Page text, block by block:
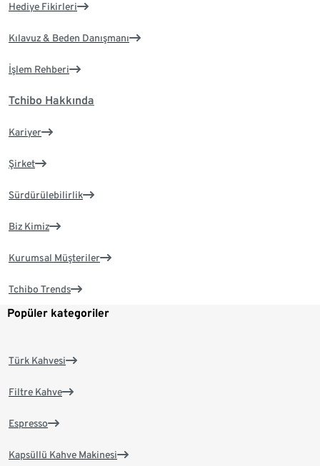
Hediye Fikirleri
Kılavuz & Beden Danışmanı
İşlem Rehberi
Tchibo Hakkında
Kariyer
Şirket
Sürdürülebilirlik
Biz Kimiz
Kurumsal Müşteriler
Tchibo Trends
Popüler kategoriler
Türk Kahvesi
Filtre Kahve
Espresso
Kapsüllü Kahve Makinesi